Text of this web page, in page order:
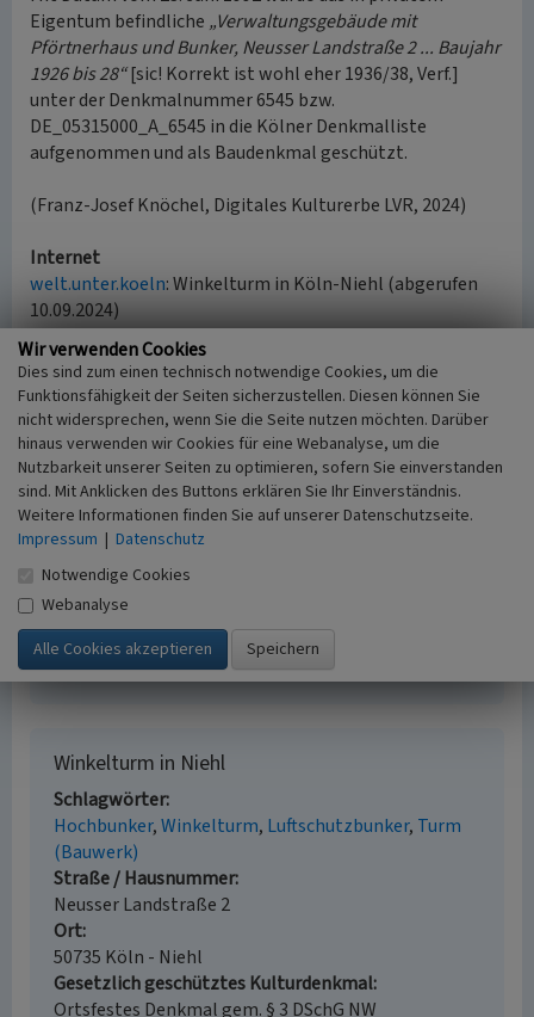
Eigentum befindliche „Verwaltungsgebäude mit
Pförtnerhaus und Bunker, Neusser Landstraße 2 ... Baujahr
1926 bis 28“[sic! Korrekt ist wohl eher 1936/38, Verf.]
unter der Denkmalnummer 6545 bzw.
DE_05315000_A_6545 in die Kölner Denkmalliste
aufgenommen und als Baudenkmal geschützt.
(Franz-Josef Knöchel, Digitales Kulturerbe LVR, 2024)
Internet
welt.unter.koeln: Winkelturm in Köln-Niehl (abgerufen
10.09.2024)
de.wikipedia.org: Liste der Hochbunker der Bauart Winkel
(abgerufen 10.09.2024)
de.wikipedia.org: Leo Winkel (abgerufen 10.09.2024)
www.stadt-koeln.de: Interaktive Denkmalkarte Köln
(abgerufen 10.09.2024)
Literatur
Buschmann, Walter; Hennies, Matthias; Kierdorf,
Alexander (2018)
Kölner Industriekultur. S. 168, Essen.
Wilhelm, Jürgen (Hrsg.) (2008) Das große Köln-
Lexikon. S. 81-82, Köln (2. Auflage).
Winkelturm in Niehl
Schlagwörter
Hochbunker Winkelturm Luftschutzbunker Turm
(Bauwerk)
Straße / Hausnummer
Neusser Landstraße 2
Ort
50735 Köln - Niehl
Gesetzlich geschütztes Kulturdenkmal
Ortsfestes Denkmal gem. § 3 DSchG NW
Wir verwenden Cookies
Dies sind zum einen technisch notwendige Cookies, um die
Funktionsfähigkeit der Seiten sicherzustellen. Diesen können Sie
nicht widersprechen, wenn Sie die Seite nutzen möchten. Darüber
hinaus verwenden wir Cookies für eine Webanalyse, um die
Nutzbarkeit unserer Seiten zu optimieren, sofern Sie einverstanden
sind. Mit Anklicken des Buttons erklären Sie Ihr Einverständnis.
Weitere Informationen finden Sie auf unserer Datenschutzseite.
Impressum | Datenschutz
Notwendige Cookies
Webanalyse